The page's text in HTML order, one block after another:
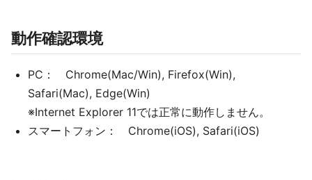
動作確認環境
PC： Chrome(Mac/Win), Firefox(Win),
Safari(Mac), Edge(Win)
※Internet Explorer 11では正常に動作しません。
スマートフォン： Chrome(iOS), Safari(iOS)